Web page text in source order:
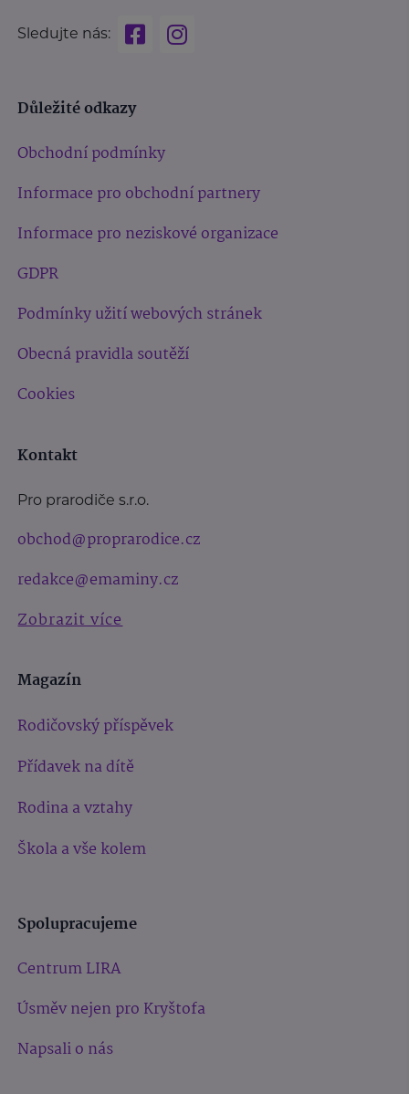
Sledujte nás:
Důležité odkazy
Obchodní podmínky
Informace pro obchodní partnery
Informace pro neziskové organizace
GDPR
Podmínky užití webových stránek
Obecná pravidla soutěží
Cookies
Kontakt
Pro prarodiče s.r.o.
obchod@proprarodice.cz
redakce@emaminy.cz
Zobrazit více
Magazín
Rodičovský příspěvek
Přídavek na dítě
Rodina a vztahy
Škola a vše kolem
Spolupracujeme
Centrum LIRA
Úsměv nejen pro Kryštofa
Napsali o nás